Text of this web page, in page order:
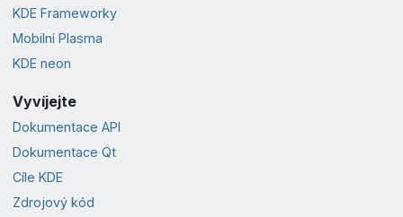
KDE Frameworky
Mobilní Plasma
KDE neon
Vyvíjejte
Dokumentace API
Dokumentace Qt
Cíle KDE
Zdrojový kód